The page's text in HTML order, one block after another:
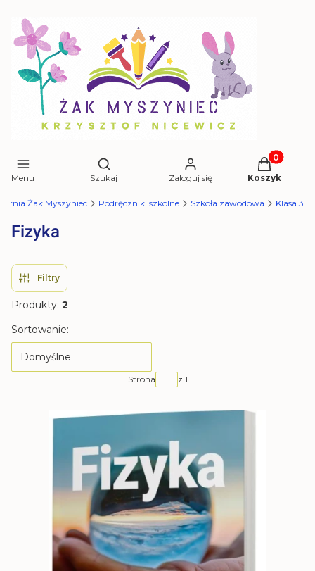
Menu
Otwórz wyszukiwarkę
Szukaj Zaloguj się
Produkty
Koszyk
Żak Myszyniec Podręczniki szkolne Szkoła zawodowa Klasa 3
Fizyka
Filtry
Produkty: 2
Lista produktów
Sortowanie:
Domyślne
Strona z 1